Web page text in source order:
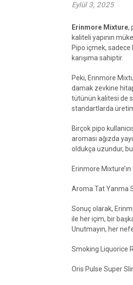
Eylül 3, 2025
Erinmore Mixture,
kaliteli yapının
Pipo içmek,
karışıma sahiptir.
Peki, Erinmore
damak zevkine
tütünün kalitesi de
standartlarda
Birçok pipo
aroması ağızda
oldukça uzundur,
Erinmore
Aroma Tat Yanma
Sonuç olarak,
ile her içim, bir
Unutmayın, her
Smoking Liquorice
Oris Pulse Super